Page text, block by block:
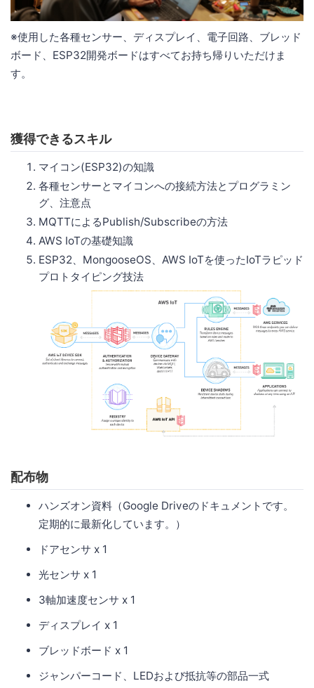
※使用した各種センサー、ディスプレイ、電子回路、ブレッド
ボード、ESP32開発ボードはすべてお持ち帰りいただけま
す。
獲得できるスキル
マイコン(ESP32)の知識
各種センサーとマイコンへの接続方法とプログラミン
グ、注意点
MQTTによるPublish/Subscribeの方法
AWS IoTの基礎知識
ESP32、MongooseOS、AWS IoTを使ったIoTラピッド
プロトタイピング技法
配布物
ハンズオン資料（Google Driveのドキュメントです。
定期的に最新化しています。）
ドアセンサ x 1
光センサ x 1
3軸加速度センサ x 1
ディスプレイ x 1
ブレッドボード x 1
ジャンパーコード、LEDおよび抵抗等の部品一式